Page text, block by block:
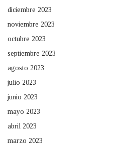
diciembre 2023
noviembre 2023
octubre 2023
septiembre 2023
agosto 2023
julio 2023
junio 2023
mayo 2023
abril 2023
marzo 2023